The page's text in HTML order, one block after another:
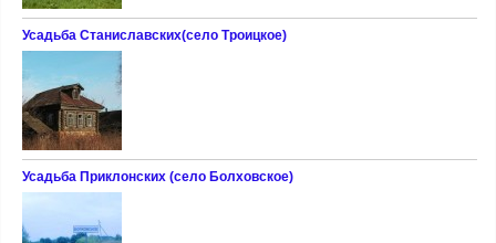
Усадьба Станиславских(село Троицкое)
Усадьба Приклонских (село Болховское)